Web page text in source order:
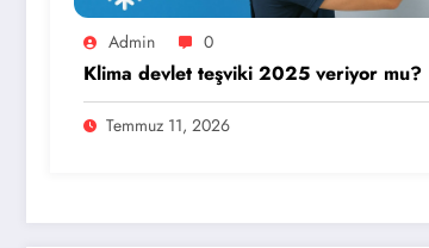
Admin 0
Klima devlet teşviki 2025 veriyor mu?
Temmuz 11, 2026